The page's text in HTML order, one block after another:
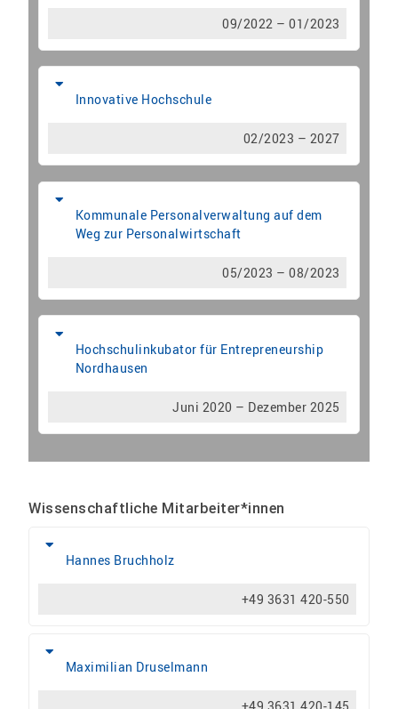
09/2022 – 01/2023
Innovative Hochschule
02/2023 – 2027
Kommunale Personalverwaltung auf dem
Weg zur Personalwirtschaft
05/2023 – 08/2023
Hochschulinkubator für Entrepreneurship
Nordhausen
Juni 2020 – Dezember 2025
Wissenschaftliche Mitarbeiter*innen
Hannes Bruchholz
+49 3631 420-550
Maximilian Druselmann